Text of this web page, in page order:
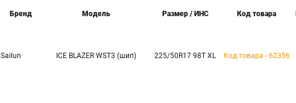
Бренд Модель Размер / ИНС Код товара
Sailun ICE BLAZER WST3 (шип) 225/50R17 98T XL Код товара - 62356